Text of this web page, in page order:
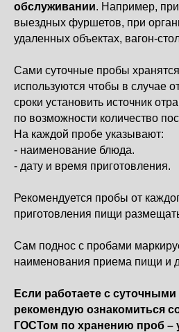
обслуживании. Например,
выездных фуршетов, при
удаленных объектах, вагон-
Сами суточные пробы
используются чтобы в случае
сроки установить источник
по возможности количество
На каждой пробе указывают:
- наименование блюда.
- дату и время приготовления.
Рекомендуется пробы от
приготовления пищи
Сам поднос с пробами
наименования приема пищи и
Если работаете с
рекомендую ознакомиться
ГОСТом по хранению проб –